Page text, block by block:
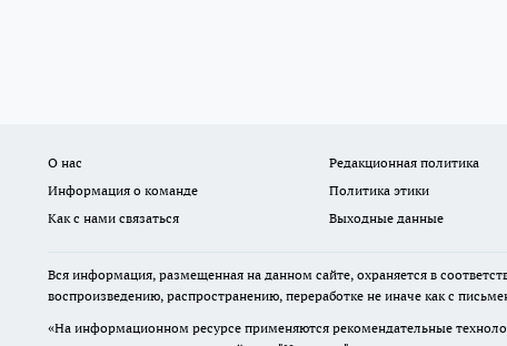
О нас Редакционная политика
Информация о команде
Политика этики
Как с нами связаться
Выходные данные
Вся информация, размещенная на данном сайте, охраняется в
воспроизведению, распространению, переработке не иначе как с
«На информационном ресурсе применяются рекомендательные